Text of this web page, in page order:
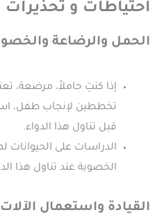
احتياطات و تحذيرات
الحمل والرضاعة
إذا كنتِ حاملاً، مرضعة،
تخططين لإنجاب طفل،
قبل تناول هذا الدواء.
الدراسات على الحيوانات
الخصوبة عند تناول هذا
القيادة واستعمال